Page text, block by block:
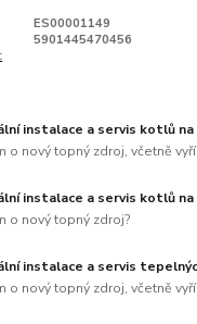
ES00001149
5901445470456
instalace a servis kotlů
o nový topný zdroj, včetně
instalace a servis kotlů na
o nový topný zdroj?
instalace a servis
o nový topný zdroj, včetně